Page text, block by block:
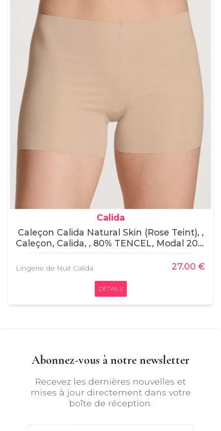
Calida
Caleçon Calida Natural Skin (Rose Teint), ,
Caleçon, Calida, , 80% TENCEL, Modal 20%
ROICA, Élasthanne
Lingerie de Nuit Calida 27.00 €
DÉTAILS
Abonnez-vous à notre newsletter
Recevez les dernières nouvelles et
mises à jour directement dans votre
boîte de réception.